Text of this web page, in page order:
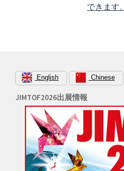
できます。
English Chinese
JIMTOF2026出展情報